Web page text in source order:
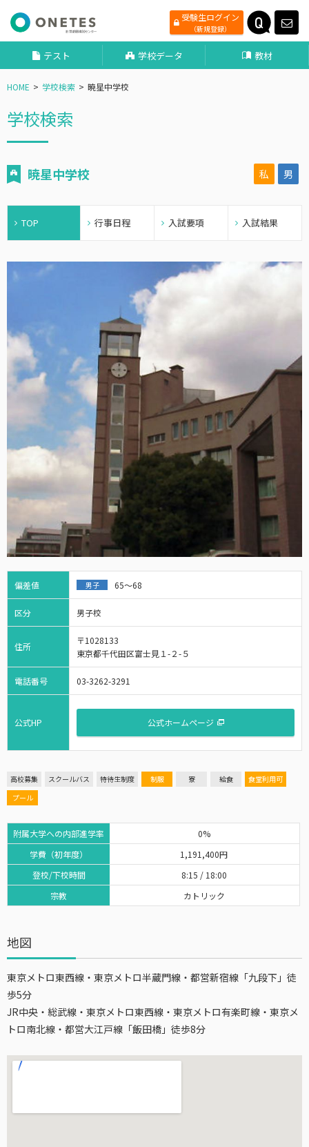
受験生ログイン
（新規登録）
テスト 学校データ 教材
HOME 学校検索 暁星中学校
学校検索
暁星中学校 私 男
TOP 行事日程 入試要項 入試結果
偏差値 男子 65～68
区分 男子校
住所
〒1028133
東京都千代田区富士見１-２-５
電話番号 03-3262-3291
公式HP 公式ホームページ
高校募集 スクールバス 特待生制度 制服 寮 給食
食堂利用可
プール
附属大学への内部進学率
学費（初年度）
登校/下校時間
宗教
0%
1,191,400円
8:15 / 18:00
カトリック
地図
東京メトロ東西線・東京メトロ半蔵門線・都営新宿線「九段下」徒
歩5分
JR中央・総武線・東京メトロ東西線・東京メトロ有楽町線・東京メ
トロ南北線・都営大江戸線「飯田橋」徒歩8分